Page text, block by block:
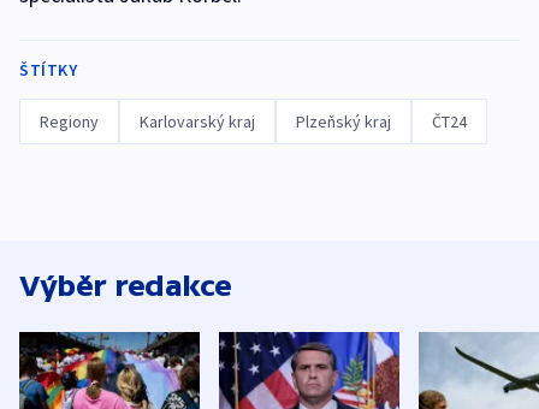
ŠTÍTKY
Regiony Karlovarský kraj Plzeňský kraj ČT24
Výběr redakce